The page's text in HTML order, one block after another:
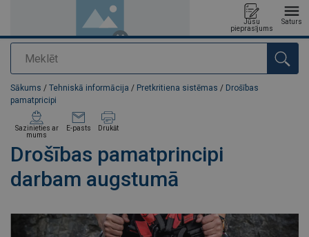
Meklēt
Jūsu
pieprasījums
Saturs
Pievienots jūsu pasūtījumam
Sākums / Tehniskā informācija / Pretkritiena sistēmas / Drošības
pamatpricipi
Drošības pamatprincipi
darbam augstumā
Sazinieties ar
mums
E-pasts Drukāt